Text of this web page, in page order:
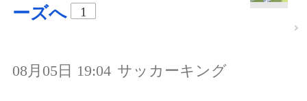
ーズへ
1
08月05日 19:04 サッカーキング